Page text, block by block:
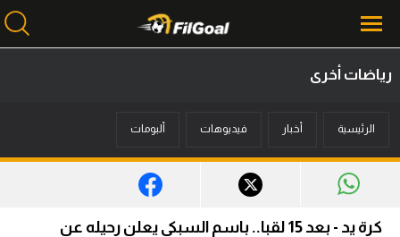
أخبار
رياضات أخرى
الرئيسية أخبار فيديوهات ألبومات
كرة يد - بعد 15 لقبا.. باسم السبكي يعلن رحيله عن